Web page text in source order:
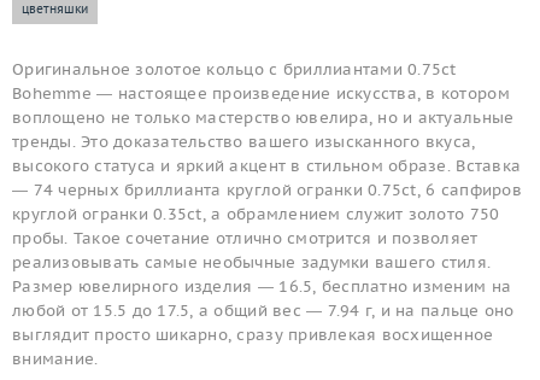
цветняшки
Оригинальное золотое кольцо с бриллиантами 0.75ct
Bohemme — настоящее произведение искусства, в котором
воплощено не только мастерство ювелира, но и актуальные
тренды. Это доказательство вашего изысканного вкуса,
высокого статуса и яркий акцент в стильном образе. Вставка
— 74 черных бриллианта круглой огранки 0.75ct, 6 сапфиров
круглой огранки 0.35ct, а обрамлением служит золото 750
пробы. Такое сочетание отлично смотрится и позволяет
реализовывать самые необычные задумки вашего стиля.
Размер ювелирного изделия — 16.5, бесплатно изменим на
любой от 15.5 до 17.5, а общий вес — 7.94 г, и на пальце оно
выглядит просто шикарно, сразу привлекая восхищенное
внимание.